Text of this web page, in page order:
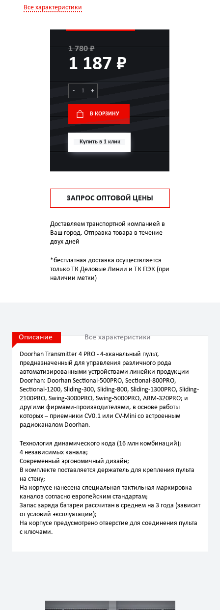
Все характеристики
1 780 ₽
1 187 ₽
- +
В КОРЗИНУ
Купить в 1 клик
ЗАПРОС ОПТОВОЙ ЦЕНЫ
Доставляем транспортной компанией в
Ваш город. Отправка товара в течение
двух дней
*бесплатная доставка осуществляется
только ТК Деловые Линии и ТК ПЭК (при
наличии метки)
Описание Все характеристики
Doorhan Transmitter 4 PRO - 4-хканальный пульт,
предназначенный для управления различного рода
автоматизированными устройствами линейки продукции
Doorhan: Doorhan Sectional-500PRO, Sectional-800PRO,
Sectional-1200, Sliding-300, Sliding-800, Sliding-1300PRO, Sliding-
2100PRO, Swing-3000PRO, Swing-5000PRO, ARM-320PRO; и
другими фирмами-производителями, в основе работы
которых – приемники CV0.1 или CV-Mini со встроенным
радиоканалом Doorhan.
Технология динамического кода (16 млн комбинаций);
4 независимых канала;
Современный эргономичный дизайн;
В комплекте поставляется держатель для крепления пульта
на стену;
На корпусе нанесена специальная тактильная маркировка
каналов согласно европейским стандартам;
Запас заряда батареи рассчитан в среднем на 3 года (зависит
от условий эксплуатации);
На корпусе предусмотрено отверстие для соединения пульта
с ключами.